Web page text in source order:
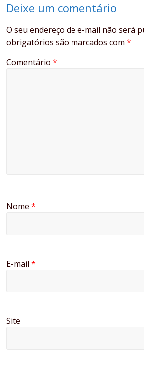
Deixe um comentário
O seu endereço de e-mail não será
obrigatórios são marcados com*
Comentário*
Nome*
E-mail*
Site